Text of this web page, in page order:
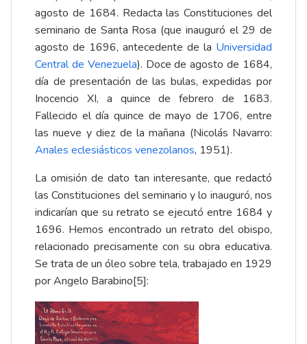
agosto de 1684. Redacta las Constituciones del
seminario de Santa Rosa (que inauguró el 29 de
agosto de 1696, antecedente de la Universidad
Central de Venezuela). Doce de agosto de 1684,
día de presentación de las bulas, expedidas por
Inocencio XI, a quince de febrero de 1683.
Fallecido el día quince de mayo de 1706, entre
las nueve y diez de la mañana (Nicolás Navarro:
Anales eclesiásticos venezolanos, 1951).
La omisión de dato tan interesante, que redactó
las Constituciones del seminario y lo inauguró, nos
indicarían que su retrato se ejecutó entre 1684 y
1696. Hemos encontrado un retrato del obispo,
relacionado precisamente con su obra educativa.
Se trata de un óleo sobre tela, trabajado en 1929
por Angelo Barabino[5]: